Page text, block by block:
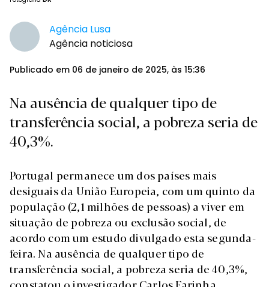
Agência Lusa
Agência noticiosa
Publicado em 06 de janeiro de 2025, às 15:36
Na ausência de qualquer tipo de
transferência social, a pobreza seria de
40,3%.
Portugal permanece um dos países mais
desiguais da União Europeia, com um quinto da
população (2,1 milhões de pessoas) a viver em
situação de pobreza ou exclusão social, de
acordo com um estudo divulgado esta segunda-
feira. Na ausência de qualquer tipo de
transferência social, a pobreza seria de 40,3%,